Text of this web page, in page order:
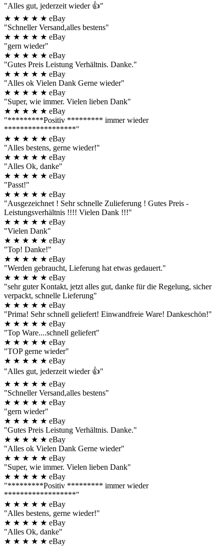
"Alles gut, jederzeit wieder 👍"
★ ★ ★ ★ ★ eBay
"Schneller Versand,alles bestens"
★ ★ ★ ★ ★ eBay
"gern wieder"
★ ★ ★ ★ ★ eBay
"Gutes Preis Leistung Verhältnis. Danke."
★ ★ ★ ★ ★ eBay
"Alles ok Vielen Dank Gerne wieder"
★ ★ ★ ★ ★ eBay
"Super, wie immer. Vielen lieben Dank"
★ ★ ★ ★ ★ eBay
"*********Positiv ********* immer wieder
******************"
★ ★ ★ ★ ★ eBay
"Alles bestens, gerne wieder!"
★ ★ ★ ★ ★ eBay
"Alles Ok, danke"
★ ★ ★ ★ ★ eBay
"Passt!"
★ ★ ★ ★ ★ eBay
"Ausgezeichnet ! Sehr schnelle Zulieferung ! Gutes Preis -
Leistungsverhältnis !!!! Vielen Dank !!!"
★ ★ ★ ★ ★ eBay
"Vielen Dank"
★ ★ ★ ★ ★ eBay
"Top! Danke!"
★ ★ ★ ★ ★ eBay
"Werden gebraucht, Lieferung hat etwas gedauert."
★ ★ ★ ★ ★ eBay
"sehr guter Kontakt, jetzt alles gut, danke für die Regelung, sicher
verpackt, schnelle Lieferung"
★ ★ ★ ★ ★ eBay
"Prima! Sehr schnell geliefert! Einwandfreie Ware! Dankeschön!"
★ ★ ★ ★ ★ eBay
"Top Ware....schnell geliefert"
★ ★ ★ ★ ★ eBay
"TOP gerne wieder"
★ ★ ★ ★ ★ eBay
"Alles gut, jederzeit wieder 👍"
★ ★ ★ ★ ★ eBay
"Schneller Versand,alles bestens"
★ ★ ★ ★ ★ eBay
"gern wieder"
★ ★ ★ ★ ★ eBay
"Gutes Preis Leistung Verhältnis. Danke."
★ ★ ★ ★ ★ eBay
"Alles ok Vielen Dank Gerne wieder"
★ ★ ★ ★ ★ eBay
"Super, wie immer. Vielen lieben Dank"
★ ★ ★ ★ ★ eBay
"*********Positiv ********* immer wieder
******************"
★ ★ ★ ★ ★ eBay
"Alles bestens, gerne wieder!"
★ ★ ★ ★ ★ eBay
"Alles Ok, danke"
★ ★ ★ ★ ★ eBay